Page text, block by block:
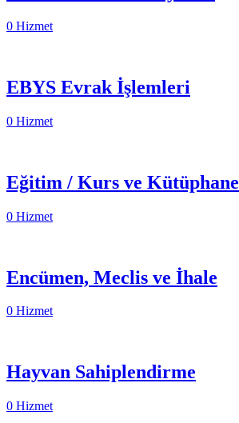
0 Hizmet
EBYS Evrak İşlemleri
0 Hizmet
Eğitim / Kurs ve Kütüphane
0 Hizmet
Encümen, Meclis ve İhale
0 Hizmet
Hayvan Sahiplendirme
0 Hizmet